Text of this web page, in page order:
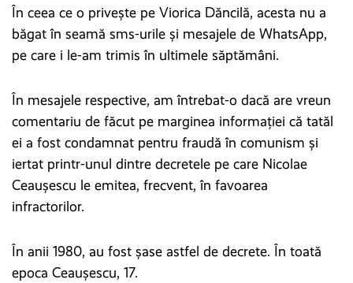
În ceea ce o privește pe Viorica Dăncilă, acesta nu a
băgat în seamă sms-urile și mesajele de WhatsApp,
pe care i le-am trimis în ultimele săptămâni.
În mesajele respective, am întrebat-o dacă are vreun
comentariu de făcut pe marginea informației că tatăl
ei a fost condamnat pentru fraudă în comunism și
iertat printr-unul dintre decretele pe care Nicolae
Ceaușescu le emitea, frecvent, în favoarea
infractorilor.
În anii 1980, au fost șase astfel de decrete. În toată
epoca Ceaușescu, 17.